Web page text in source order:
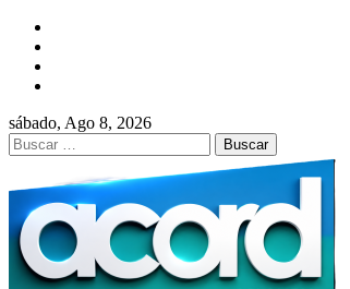
Saltar
contenido
sábado, Ago 8, 2026
Buscar: